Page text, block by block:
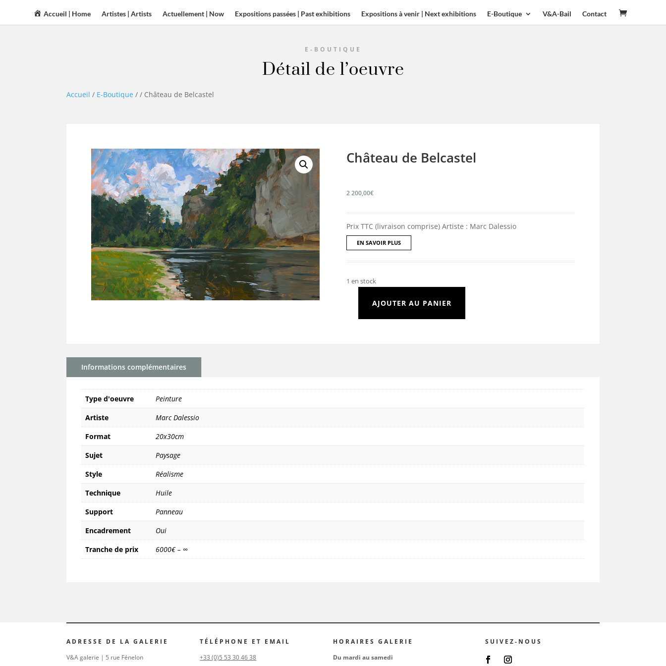
Accueil | Home Artistes | Artists Actuellement | Now Expositions passées | Past exhibitions Expositions à venir | Next exhibitions E-Boutique V&A-Bail Contact
E-BOUTIQUE
Détail de l’oeuvre
Accueil / E-Boutique // Château de Belcastel
Château de Belcastel
2 200,00€
Prix TTC (livraison comprise) Artiste : Marc Dalessio
EN SAVOIR PLUS
1 en stock
quantité
AJOUTER AU PANIER
Informations complémentaires
Type d'oeuvre
Peinture
Artiste
Marc Dalessio
Format
20x30cm
Sujet
Paysage
Style
Réalisme
Technique
Huile
Support
Panneau
Encadrement
Oui
Tranche de prix
6000€ – ∞
ADRESSE DE LA GALERIE
V&A galerie | 5 rue Fénelon
TÉLÉPHONE ET EMAIL
+33 (0)5 53 30 46 38
HORAIRES GALERIE
Du mardi au samedi
SUIVEZ-NOUS